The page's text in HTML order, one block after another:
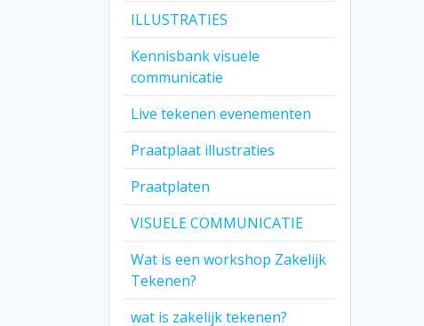
ILLUSTRATIES
Kennisbank visuele
communicatie
Live tekenen evenementen
Praatplaat illustraties
Praatplaten
VISUELE COMMUNICATIE
Wat is een workshop Zakelijk
Tekenen?
wat is zakelijk tekenen?